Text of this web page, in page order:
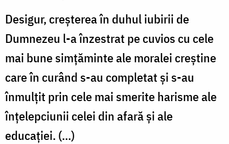
Desigur, creșterea în duhul iubirii de
Dumnezeu l-a înzestrat pe cuvios cu cele
mai bune simțăminte ale moralei creștine
care în curând s-au completat și s-au
înmulțit prin cele mai smerite harisme ale
înțelepciunii celei din afară și ale
educației. (...)